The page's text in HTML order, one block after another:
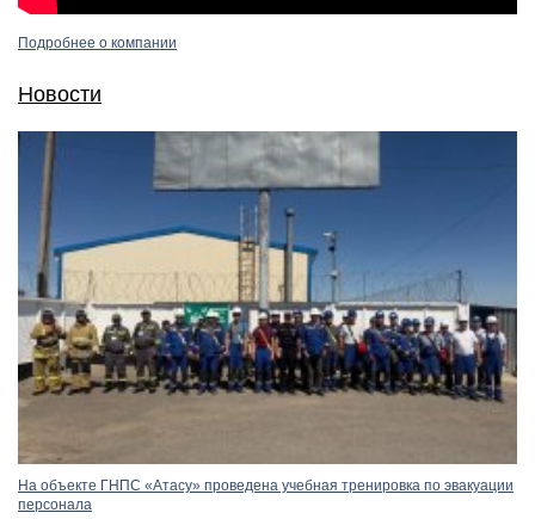
Новости
На объекте ГНПС «Атасу» проведена учебная тренировка по эвакуации
персонала
Подробнее о компании